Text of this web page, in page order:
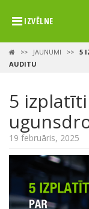
IZVĒLNE
>> JAUNUMI >>
5
AUDITU
5
19 februāris, 2025